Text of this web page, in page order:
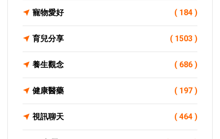
寵物愛好 ( 184 )
育兒分享 ( 1503 )
養生觀念 ( 686 )
健康醫藥 ( 197 )
視訊聊天 ( 464 )